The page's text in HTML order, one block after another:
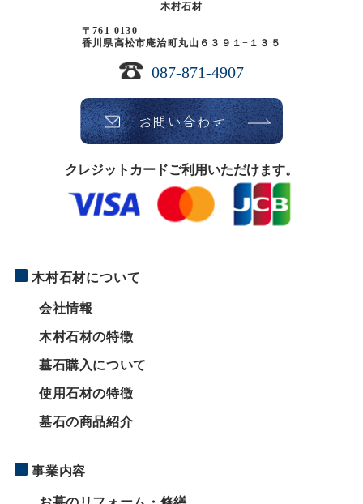
木村石材
〒761-0130
香川県高松市庵治町丸山６３９１−１３５
087-871-4907
お問い合わせ
クレジットカードご利用いただけます。
木村石材について
会社情報
木村石材の特徴
墓石購入について
使用石材の特徴
墓石の商品紹介
事業内容